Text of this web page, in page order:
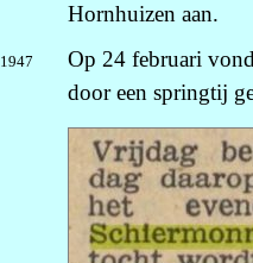
Hornhuizen aan.
1947
Op 24 februari
door een springtij